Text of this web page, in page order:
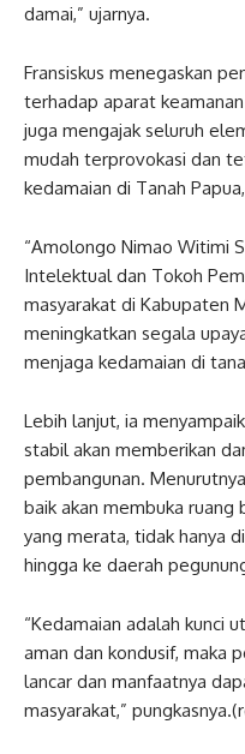
damai,” ujarnya.
Fransiskus menegaskan
terhadap aparat
juga mengajak seluruh
mudah terprovokasi dan
kedamaian di Tanah
“Amolongo Nimao Witimi
Intelektual dan Tokoh
masyarakat di Kabupaten
meningkatkan segala
menjaga kedamaian di
Lebih lanjut, ia
stabil akan memberikan
pembangunan.
baik akan membuka
yang merata, tidak hanya
hingga ke daerah
“Kedamaian adalah kunci
aman dan kondusif, maka
lancar dan manfaatnya
masyarakat,”